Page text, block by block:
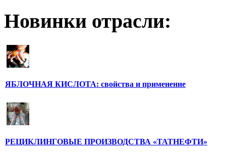
Новинки отрасли:
ЯБЛОЧНАЯ КИСЛОТА: свойства и применение
РЕЦИКЛИНГОВЫЕ ПРОИЗВОДСТВА «ТАТНЕФТИ»